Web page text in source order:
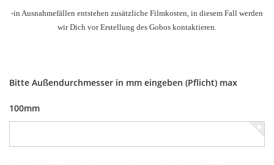
-in Ausnahmefällen entstehen zusätzliche Filmkosten, in diesem Fall werden
wir Dich vor Erstellung des Gobos kontaktieren.
Bitte Außendurchmesser in mm eingeben (Pflicht) max
100mm